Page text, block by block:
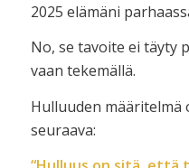
2025 elämäni
No, se tavoite ei täyty
vaan tekemällä.
Hulluuden määritelmä
seuraava: